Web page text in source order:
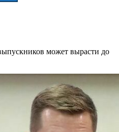
может вырасти до